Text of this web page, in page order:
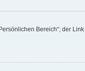
Bereich“; der